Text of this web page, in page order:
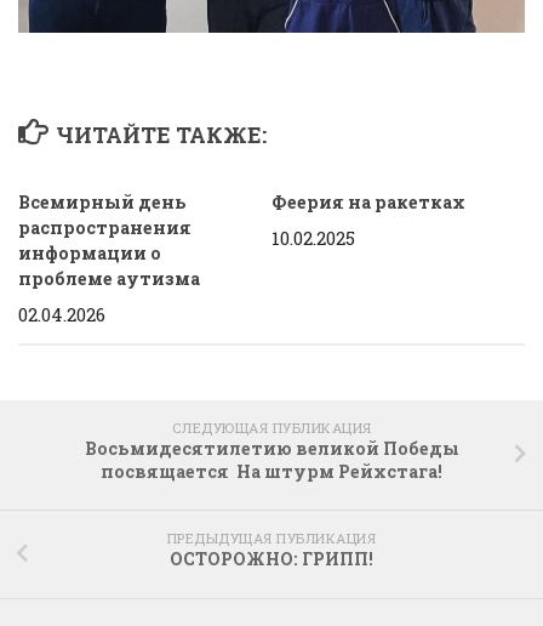
ЧИТАЙТЕ ТАКЖЕ:
Всемирный день
распространения
информации о
проблеме аутизма
02.04.2026
Феерия на ракетках
10.02.2025
СЛЕДУЮЩАЯ ПУБЛИКАЦИЯ
Восьмидесятилетию великой Победы
посвящается На штурм Рейхстага!
ПРЕДЫДУЩАЯ ПУБЛИКАЦИЯ
ОСТОРОЖНО: ГРИПП!